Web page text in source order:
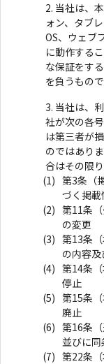
当社は、
ォン、タブ
OS、ウェブ
に動作する
な保証をす
を負うもの
当社は、
社が次の各
は第三者が
のではあり
合はその限
第3条（
づく掲
第11条
の変更
第13条
の内容
第14条
停止
第15条
廃止
第16条
並びに
第22条